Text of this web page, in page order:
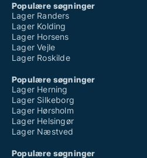
Populære søgninger
Lager Randers
Lager Kolding
Lager Horsens
Lager Vejle
Lager Roskilde
Populære søgninger
Lager Herning
Lager Silkeborg
Lager Hørsholm
Lager Helsingør
Lager Næstved
Populære søgninger